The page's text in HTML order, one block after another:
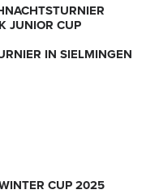
JUNIOR CUP
IN SIELMINGEN
CUP 2025